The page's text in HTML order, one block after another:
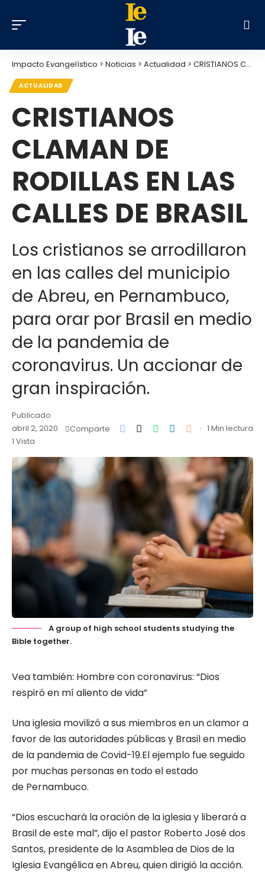
Impacto Evangelístico > Noticias > Actualidad > CRISTIANOS CLAMAN DE RODILLAS EN LAS CALLES DE BRASIL
ACTUALIDAD
CRISTIANOS
CLAMAN DE
RODILLAS EN LAS
CALLES DE BRASIL
Los cristianos se arrodillaron
en las calles del municipio
de Abreu, en Pernambuco,
para orar por Brasil en medio
de la pandemia de
coronavirus. Un accionar de
gran inspiración.
Publicado
abril 2, 2020
1 Vista
Comparte 1 Min lectura
A group of high school students studying the
Bible together.
Vea también: Hombre con coronavirus: “Dios
respiró en mí aliento de vida”
Una iglesia movilizó a sus miembros en un clamor a
favor de las autoridades públicas y Brasil en medio
de la pandemia de Covid-19.El ejemplo fue seguido
por muchas personas en todo el estado
de Pernambuco.
“Dios escuchará la oración de la iglesia y liberará a
Brasil de este mal”, dijo el pastor Roberto José dos
Santos, presidente de la Asamblea de Dios de la
Iglesia Evangélica en Abreu, quien dirigió la acción.